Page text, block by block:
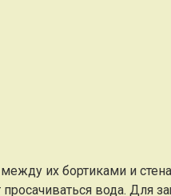
их бортиками и
вода. Для